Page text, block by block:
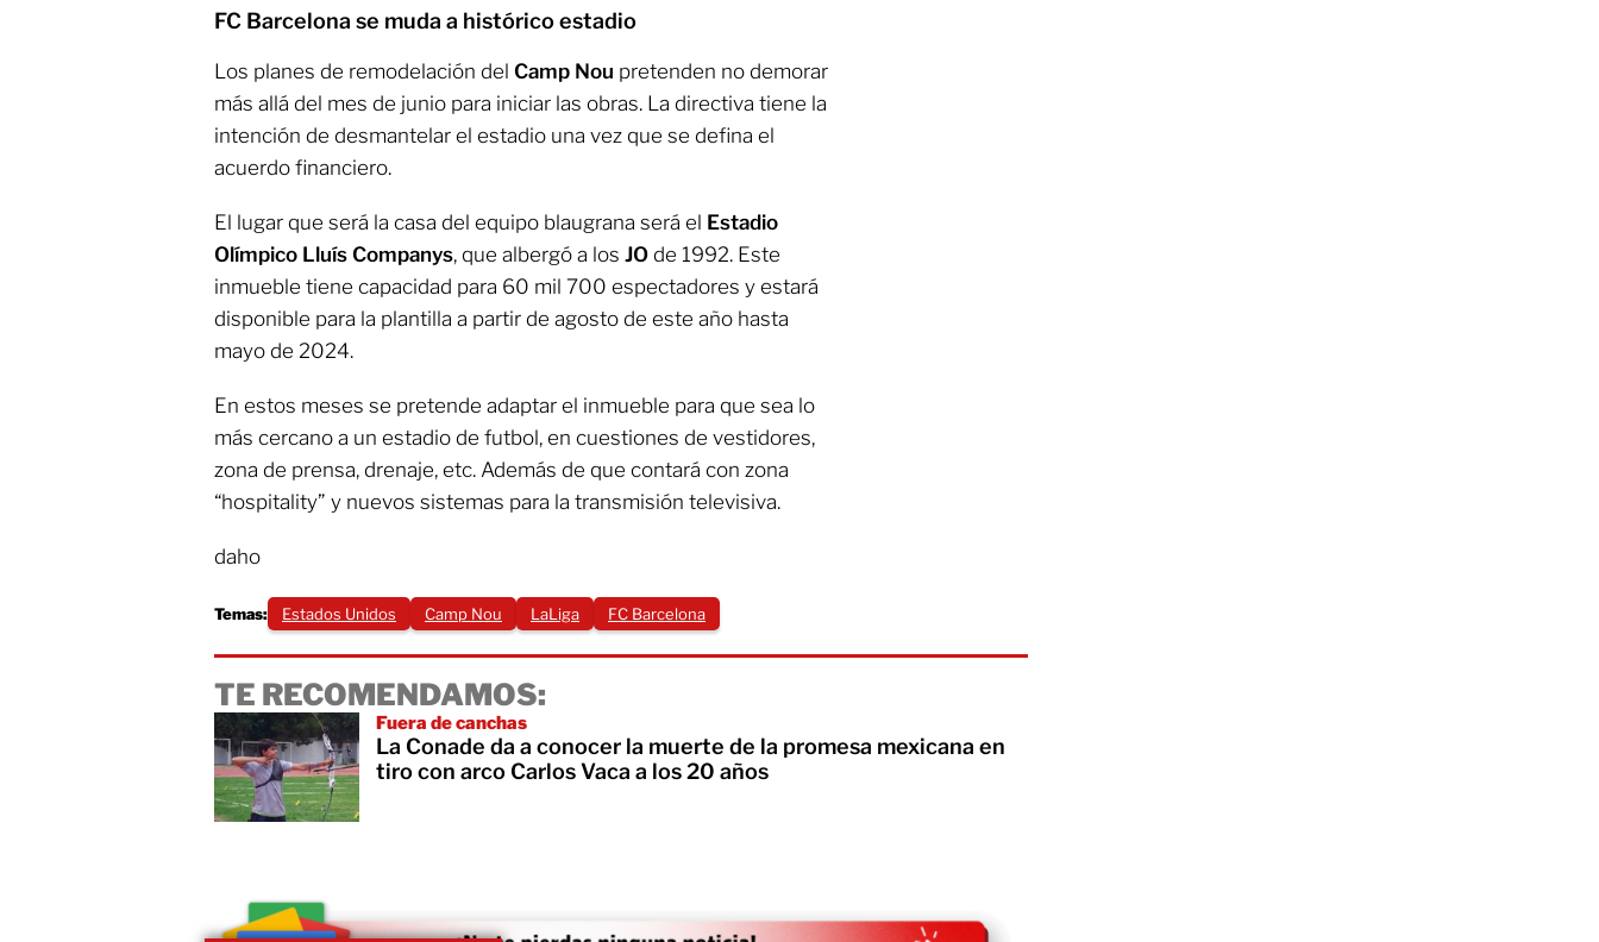
FC Barcelona se muda a histórico estadio
Los planes de remodelación del Camp Nou pretenden no demorar
más allá del mes de junio para iniciar las obras. La directiva tiene la
intención de desmantelar el estadio una vez que se defina el
acuerdo financiero.
El lugar que será la casa del equipo blaugrana será el Estadio
Olímpico Lluís Companys, que albergó a los JO de 1992. Este
inmueble tiene capacidad para 60 mil 700 espectadores y estará
disponible para la plantilla a partir de agosto de este año hasta
mayo de 2024.
En estos meses se pretende adaptar el inmueble para que sea lo
más cercano a un estadio de futbol, en cuestiones de vestidores,
zona de prensa, drenaje, etc. Además de que contará con zona
“hospitality” y nuevos sistemas para la transmisión televisiva.
daho
Temas: Estados Unidos Camp Nou ‪LaLiga‬ FC Barcelona
TE RECOMENDAMOS:
Fuera de canchas
La Conade da a conocer la muerte de la promesa mexicana en
tiro con arco Carlos Vaca a los 20 años